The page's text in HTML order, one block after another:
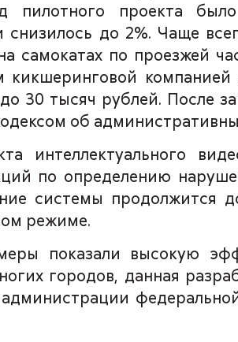
пилотного проекта
до 2%. Чаще
самокатах по проезжей
30 тысяч рублей. После
об
интеллектуального
по определению
системы продолжится
режиме.
показали высокую
городов, данная